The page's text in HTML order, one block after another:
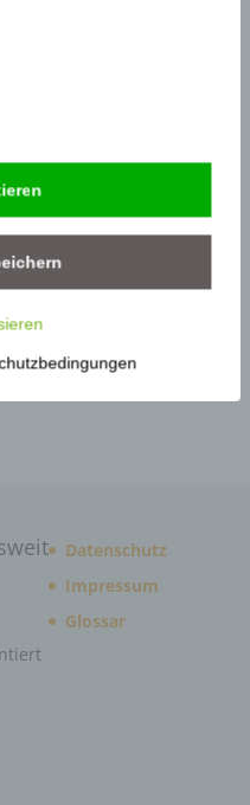
Gewaltprävention &
–
Datenschutz
Impressum
Glossar